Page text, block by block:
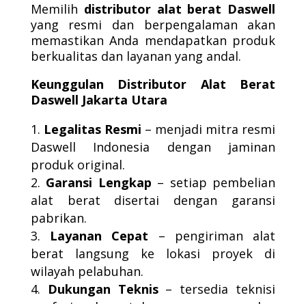
Memilih distributor alat berat Daswell
yang resmi dan berpengalaman akan
memastikan Anda mendapatkan produk
berkualitas dan layanan yang andal.
Keunggulan Distributor Alat Berat
Daswell Jakarta Utara
Legalitas Resmi – menjadi mitra resmi
Daswell Indonesia dengan jaminan
produk original.
Garansi Lengkap – setiap pembelian
alat berat disertai dengan garansi
pabrikan.
Layanan Cepat – pengiriman alat
berat langsung ke lokasi proyek di
wilayah pelabuhan.
Dukungan Teknis– tersedia teknisi